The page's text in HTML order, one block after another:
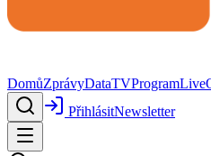
DomůZprávyDataTVProgramLive
PřihlásitNewsletter